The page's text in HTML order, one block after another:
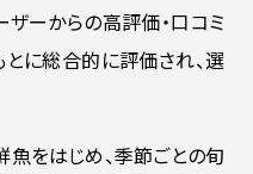
ザーからの高評価・口コミ
に総合的に評価され、選
魚をはじめ、季節ごとの旬